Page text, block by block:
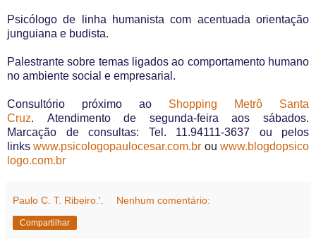
Psicólogo de linha humanista com acentuada orientação
junguiana e budista.
Palestrante sobre temas ligados ao comportamento humano
no ambiente social e empresarial.
Consultório próximo ao
Shopping Metrô Santa
Cruz. Atendimento de segunda-feira aos sábados.
Marcação de consultas: Tel. 11.94111-3637 ou pelos
links www.psicologopaulocesar.com.br ouwww.blogdopsico
logo.com.br
Paulo C. T. Ribeiro.'. Nenhum comentário:
Compartilhar